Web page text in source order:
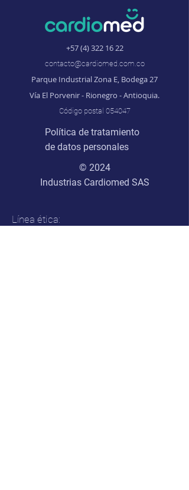
+57 (4) 322 16 22
contacto@cardiomed.com.co
Parque Industrial Zona E, Bodega 27
Vía El Porvenir - Rionegro - Antioquia.
Código postal 054047
Política de tratamiento
de datos personales
© 2024
Industrias Cardiomed SAS
Línea ética: